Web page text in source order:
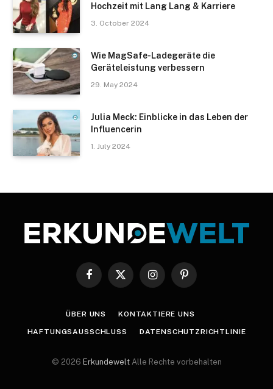
Hochzeit mit Lang Lang & Karriere
3. October 2024
Wie MagSafe-Ladegeräte die
Geräteleistung verbessern
29. May 2024
Julia Meck: Einblicke in das Leben der
Influencerin
1. July 2024
Facebook
X
InstagramPinterest
ÜBER UNS KONTAKTIERE UNS
HAFTUNGSAUSSCHLUSS DATENSCHUTZRICHTLINIE
© 2026 Erkundewelt Alle Rechte vorbehalten